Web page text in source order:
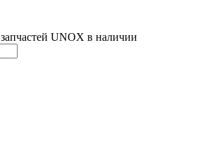
UNOX в наличии